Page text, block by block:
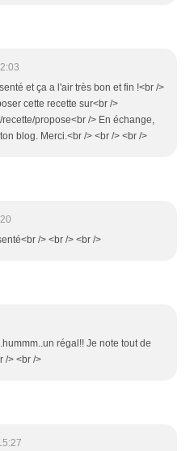
et ça a l'air très bon et fin !<br />
cette recette sur<br />
propose<br /> En échange,
blog. Merci.<br /> <br /> <br />
/> <br /> <br />
régal!! Je note tout de
/> <br />